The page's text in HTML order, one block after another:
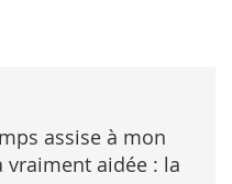
assise à mon
vraiment aidée : la